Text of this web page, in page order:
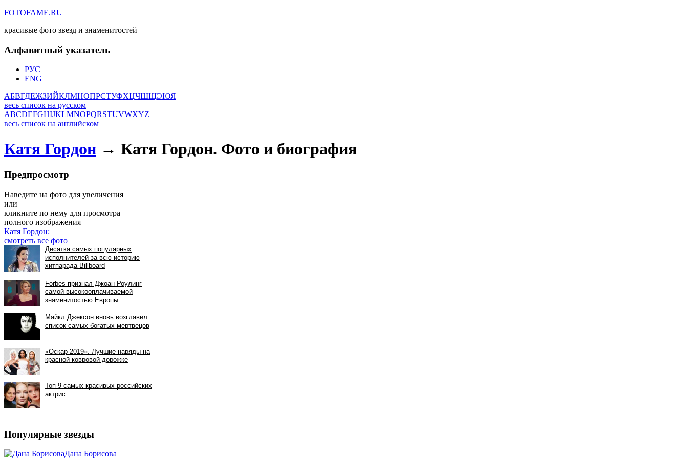
FOTOFAME.RU
красивые фото звезд и знаменитостей
Алфавитный указатель
РУС
ENG
АБВГДЕЖЗИЙКЛМНОПРСТУФХЦЧШЩЭЮЯ
весь список на русском
ABCDEFGHIJKLMNOPQRSTUVWXYZ
весь список на английском
Катя Гордон → Катя Гордон. Фото и биография
Предпросмотр
Наведите на фото для увеличения
или
кликните по нему для просмотра
полного изображения
Катя Гордон:
смотреть все фото
Популярные звезды
Дана Борисова